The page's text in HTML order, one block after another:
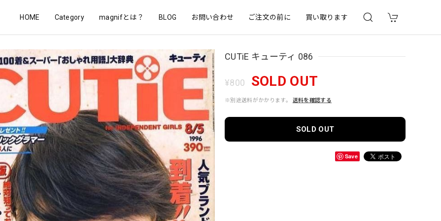
HOME Category magnifとは？ BLOG お問い合わせ ご注文の前に 買い取ります
CUTiE キューティ 086
¥800 SOLD OUT
※別途送料がかかります。 送料を確認する
SOLD OUT
Save